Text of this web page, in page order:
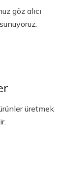
göz alıcı
üretmek